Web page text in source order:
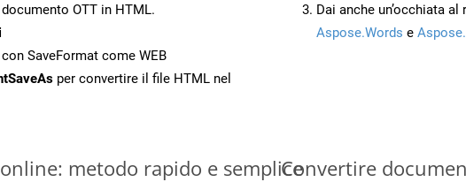
OTT in HTML.
SaveFormat come WEB
per convertire il file HTML nel
Dai anche un’occhiata
Aspose.Words e
metodo rapido e sempliceConvertire